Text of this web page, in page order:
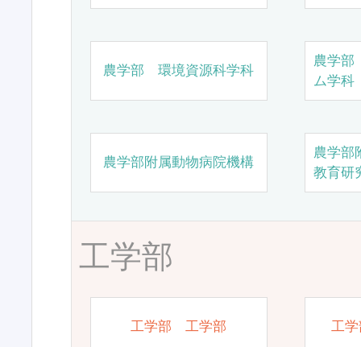
農学部 環境資源科学科
農学
ム学科
農学部附属動物病院機構
農学部
教育研
工学部
工学部 工学部 工